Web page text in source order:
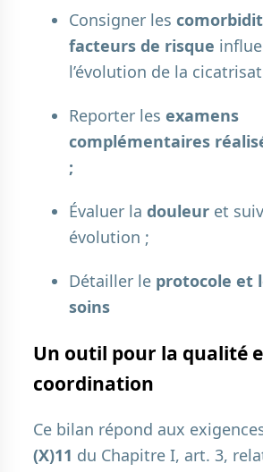
Consigner les
facteurs de risque
l’évolution de la
Reporter lesexamens
complémentaires
;
Évaluer ladouleur et
évolution ;
Détailler le protocole et
soins
Un outil pour la qualité
coordination
Ce bilan répond aux
(X)11 du Chapitre I, art. 3,